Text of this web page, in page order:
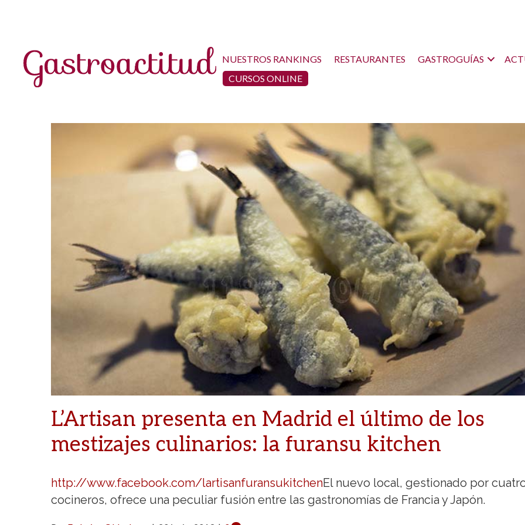
NUESTROS RANKINGS RESTAURANTES GASTROGUÍAS
CURSOS ONLINE
L’Artisan presenta en Madrid el último de los
mestizajes culinarios: la furansu kitchen
http://www.facebook.com/lartisanfuransukitchenEl nuevo local, gestionado por
cocineros, ofrece una peculiar fusión entre las gastronomías de Francia y Japón.